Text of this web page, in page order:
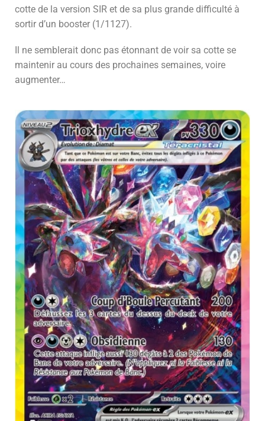
cotte de la version SIR et de sa plus grande difficulté à
sortir d’un booster (1/1127).
Il ne semblerait donc pas étonnant de voir sa cotte se
maintenir au cours des prochaines semaines, voire
augmenter…